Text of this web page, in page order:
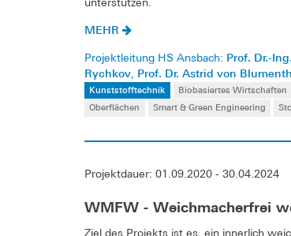
unterstützen.
MEHR
Projektleitung HS Ansbach: Prof. Dr.-
Rychkov, Prof. Dr. Astrid von
Kunststofftechnik Biobasiertes Wirtschaften
Oberflächen
Smart & Green Engineering
Projektdauer: 01.09.2020 - 30.04.2024
WMFW - Weichmacherfrei
Ziel des Projekts ist es, ein innerlich